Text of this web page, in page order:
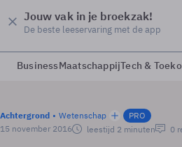
Jouw vak in je broekzak!
De beste leeservaring met de app
BusinessMaatschappijTech &
Achtergrond Wetenschap
PRO
15 november 2016
leestijd 2 minuten 0